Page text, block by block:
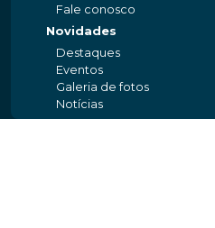
Fale conosco
Novidades
Destaques
Eventos
Galeria de fotos
Notícias